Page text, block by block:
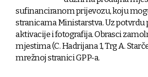
sufinanciranom prijevozu, koju
stranicama Ministarstva. Uz potvrdu
aktivacije i fotografija. Obrasci
mjestima (C. Hadrijana 1, Trg A.
mrežnoj stranici GPP-a.